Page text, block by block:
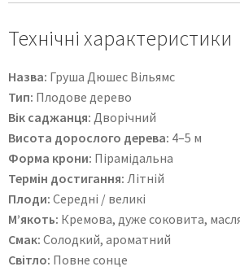
Технічні характеристики
Назва: Груша Дюшес Вільямс
Тип: Плодове дерево
Вік саджанця: Дворічний
Висота дорослого дерева: 4–5 м
Форма крони: Пірамідальна
Термін достигання: Літній
Плоди: Середні / великі
М’якоть: Кремова, дуже соковита,
Смак: Солодкий, ароматний
Світло: Повне сонце